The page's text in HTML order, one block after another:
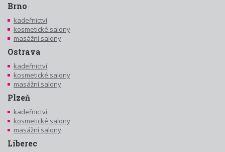
Brno
kadeřnictví
kosmetické salony
masážní salony
Ostrava
kadeřnictví
kosmetické salony
masážní salony
Plzeň
kadeřnictví
kosmetické salony
masážní salony
Liberec